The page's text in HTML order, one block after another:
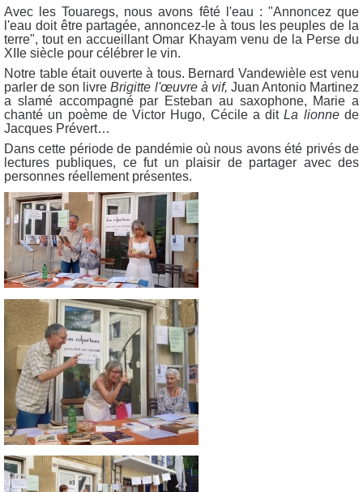
Avec les Touaregs, nous avons fêté l'eau : "Annoncez que
l'eau doit être partagée, annoncez-le à tous les peuples de la
terre", tout en accueillant Omar Khayam venu de la Perse du
XIIe siècle pour célébrer le vin.
Notre table était ouverte à tous. Bernard Vandewièle est venu
parler de son livreBrigitte l'œuvre à vif, Juan Antonio Martinez
a slamé accompagné par Esteban au saxophone, Marie a
chanté un poème de Victor Hugo, Cécile a ditLa lionnede
Jacques Prévert…
Dans cette période de pandémie où nous avons été privés de
lectures publiques, ce fut un plaisir de partager avec des
personnes réellement présentes.